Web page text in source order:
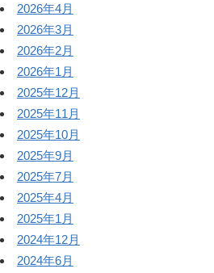
2026年4月
2026年3月
2026年2月
2026年1月
2025年12月
2025年11月
2025年10月
2025年9月
2025年7月
2025年4月
2025年1月
2024年12月
2024年6月